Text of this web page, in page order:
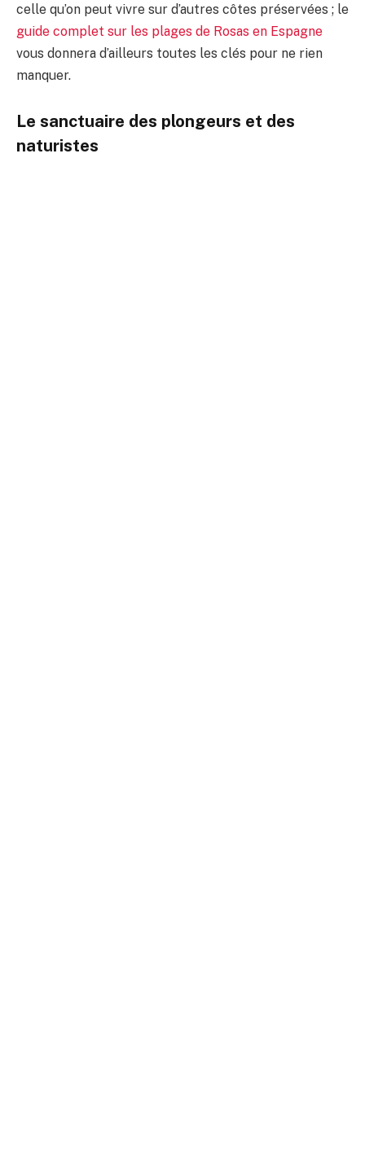
celle qu’on peut vivre sur d’autres côtes préservées ; le
guide complet sur les plages de Rosas en Espagne
vous donnera d’ailleurs toutes les clés pour ne rien
manquer.
Le sanctuaire des plongeurs et des
naturistes